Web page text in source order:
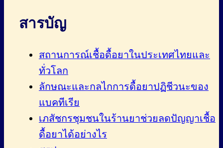
สารบัญ
สถานการณ์เชื้อดื้อยาในประเทศไทยและ
ทั่วโลก
ลักษณะและกลไกการดื้อยาปฏิชีวนะของ
แบคทีเรีย
เภสัชกรชุมชนในร้านยาช่วยลดปัญญาเชื้อ
ดื้อยาได้อย่างไร